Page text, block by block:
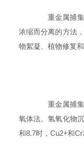
重金属捕集
浓缩而分离的方法
物絮凝、植物修复和
重金属捕集
氧体法。氢氧化物
和8.7时，Cu2+和